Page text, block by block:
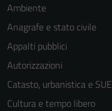
Ambiente
Anagrafe e stato civile
Appalti pubblici
Autorizzazioni
Catasto, urbanistica e SUE
Cultura e tempo libero